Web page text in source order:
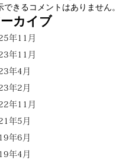
できるコメントはありません。
カイブ
年11月
年11月
年4月
年2月
年11月
年5月
年6月
年4月